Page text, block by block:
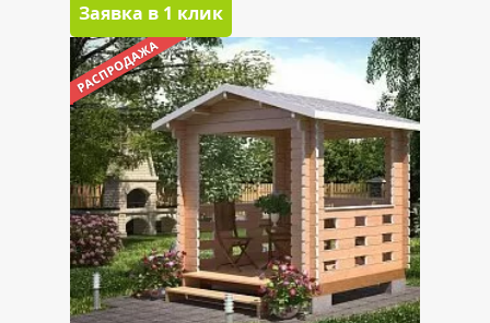
Заявка в 1 клик